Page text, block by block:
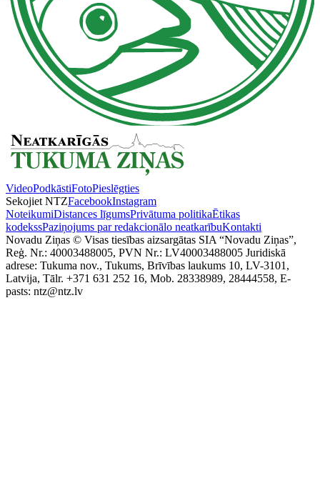
VideoPodkāstiFotoPieslēgties
Sekojiet NTZFacebookInstagram
NoteikumiDistances līgumsPrivātuma politikaĒtikas
kodekssPaziņojums par redakcionālo neatkarībuKontakti
Novadu Ziņas © Visas tiesības aizsargātas SIA “Novadu Ziņas”,
Reģ. Nr.: 40003488005, PVN Nr.: LV40003488005 Juridiskā
adrese: Tukuma nov., Tukums, Brīvības laukums 10, LV-3101,
Latvija, Tālr. +371 631 252 16, Mob. 28338989, 28444558, E-
pasts: ntz@ntz.lv